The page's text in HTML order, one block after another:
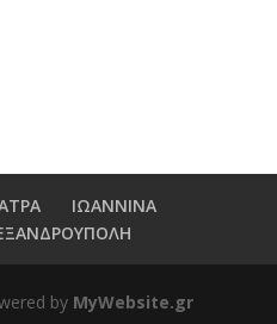
ΙΩΑΝΝΙΝΑ
by MyWebsite.gr